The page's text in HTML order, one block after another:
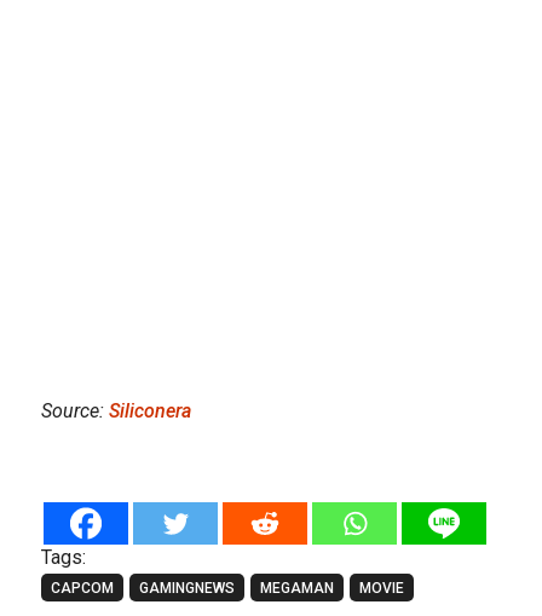
Source: Siliconera
Tags:
CAPCOM GAMINGNEWS MEGAMAN MOVIE